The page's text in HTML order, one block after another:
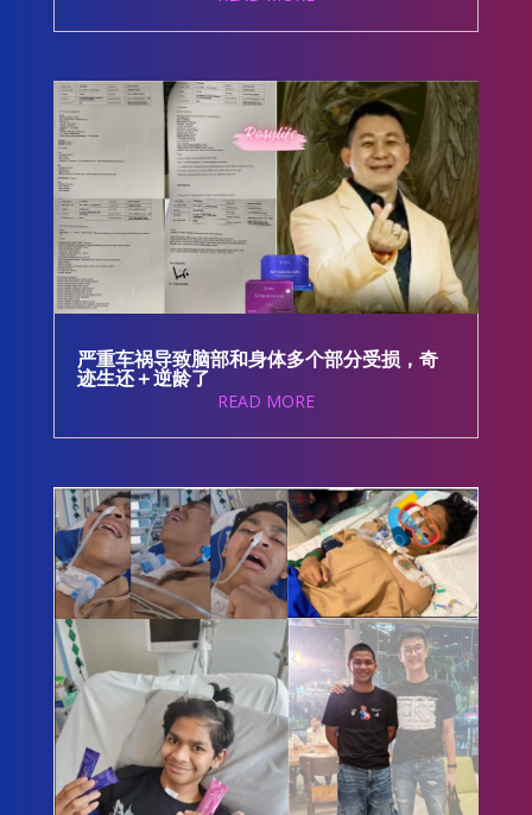
严重车祸导致脑部和身体多个部分受损，奇
迹生还＋逆龄了
READ MORE